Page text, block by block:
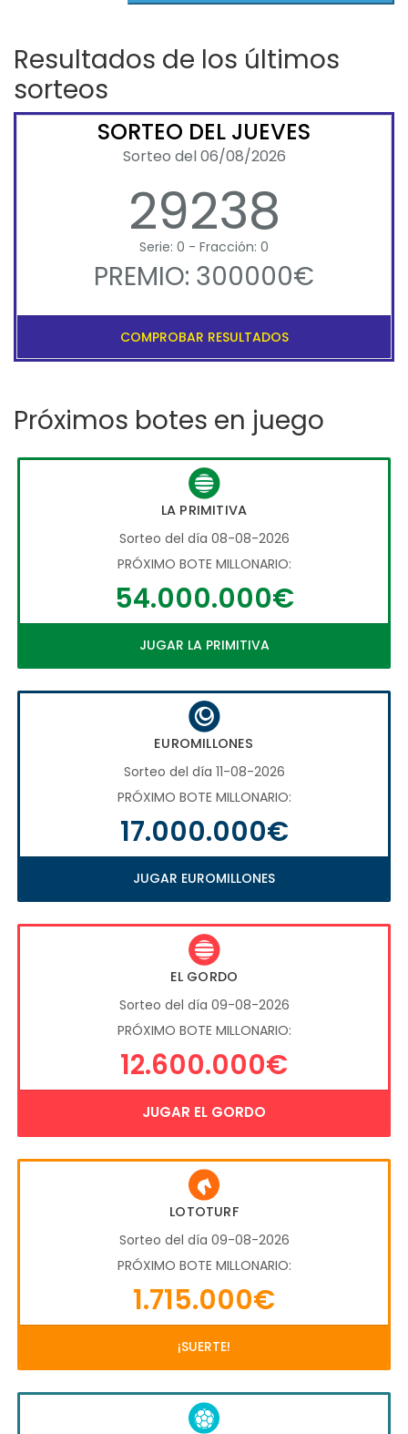
Resultados de los últimos
sorteos
SORTEO DEL JUEVES
Sorteo del 06/08/2026
29238
Serie: 0 - Fracción: 0
PREMIO: 300000€
COMPROBAR RESULTADOS
Próximos botes en juego
LA PRIMITIVA
Sorteo del día 08-08-2026
PRÓXIMO BOTE MILLONARIO:
54.000.000€
JUGAR LA PRIMITIVA
EUROMILLONES
Sorteo del día 11-08-2026
PRÓXIMO BOTE MILLONARIO:
17.000.000€
JUGAR EUROMILLONES
EL GORDO
Sorteo del día 09-08-2026
PRÓXIMO BOTE MILLONARIO:
12.600.000€
JUGAR EL GORDO
LOTOTURF
Sorteo del día 09-08-2026
PRÓXIMO BOTE MILLONARIO:
1.715.000€
¡SUERTE!